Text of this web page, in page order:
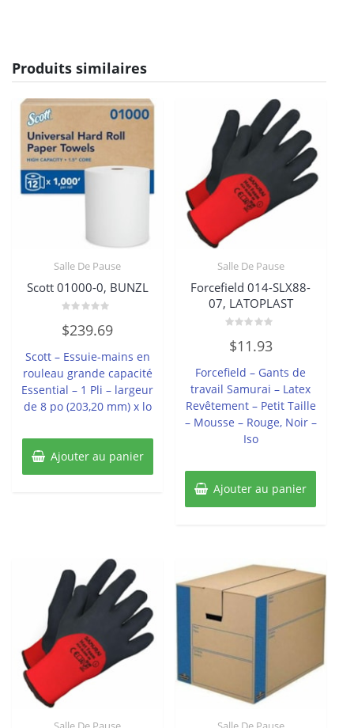
Produits similaires
Salle De Pause
Scott 01000-0, BUNZL
0
sur
$239.69
Scott – Essuie-mains en
rouleau grande capacité
Essential – 1 Pli – largeur
de 8 po (203,20 mm) x lo
Ajouter au panier
Salle De Pause
Forcefield 014-SLX88-
07, LATOPLAST
0
sur
$11.93
Forcefield – Gants de
travail Samurai – Latex
Revêtement – Petit Taille
– Mousse – Rouge, Noir –
Iso
Ajouter au panier